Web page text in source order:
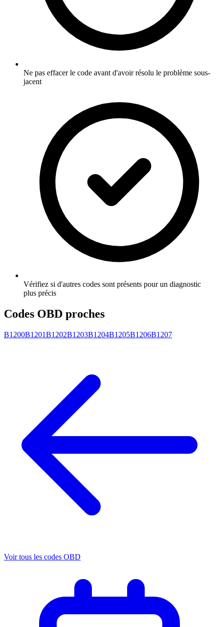
Ne pas effacer le code avant d'avoir résolu le problème sous-
jacent
Vérifiez si d'autres codes sont présents pour un diagnostic
plus précis
Codes OBD proches
B1200B1201B1202B1203B1204B1205B1206B1207
Voir tous les codes OBD